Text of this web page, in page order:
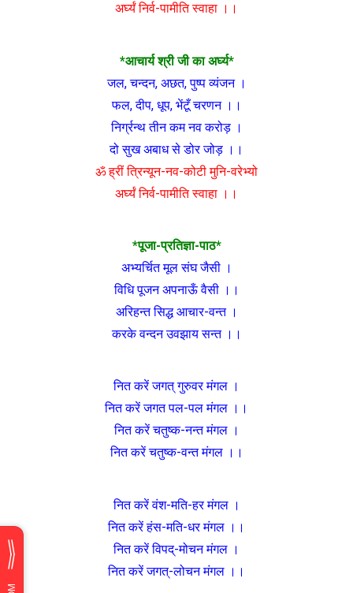
अर्घ्यं निर्व-पामीति स्वाहा ।।
*आचार्य श्री जी का अर्घ्य*
जल, चन्दन, अछत, पुष्प व्यंजन ।
फल, दीप, धूप, भेंटूँ चरणन ।।
निर्ग्रन्थ तीन कम नव करोड़ ।
दो सुख अबाध से डोर जोड़ ।।
ॐ ह्रींत्रिन्यून-नव-कोटी मुनि-वरेभ्यो
अर्घ्यं निर्व-पामीति स्वाहा ।।
*पूजा-प्रतिज्ञा-पाठ*
अभ्यर्चित मूल संघ जैसी ।
विधि पूजन अपनाऊँ वैसी ।।
अरिहन्त सिद्ध आचार-वन्त ।
करके वन्दन उवझाय सन्त ।।
नित करें जगत् गुरुवर मंगल ।
नित करें जगत पल-पल मंगल ।।
नित करें चतुष्क-नन्त मंगल ।
नित करें चतुष्क-वन्त मंगल ।।
नित करें वंश-मति-हर मंगल ।
नित करें हंस-मति-धर मंगल ।।
नित करें विपद्-मोचन मंगल ।
नित करें जगत्-लोचन मंगल ।।